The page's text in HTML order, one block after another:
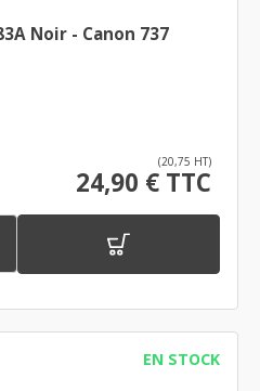
Noir - Canon 737
(20,75 HT)
24,90 € TTC
EN STOCK